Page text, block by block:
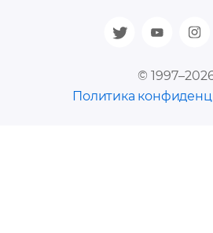
©
Политика